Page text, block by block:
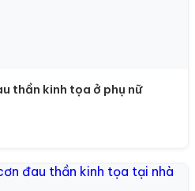
thần kinh tọa ở phụ nữ